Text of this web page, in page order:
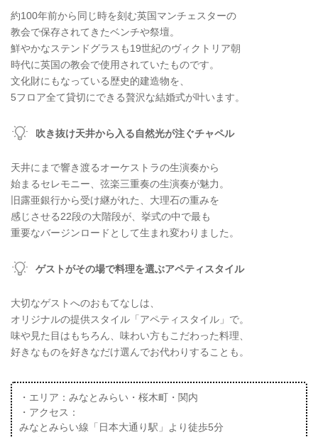
約100年前から同じ時を刻む英国マンチェスターの
教会で保存されてきたベンチや祭壇。
鮮やかなステンドグラスも19世紀のヴィクトリア朝
時代に英国の教会で使用されていたものです。
文化財にもなっている歴史的建造物を、
5フロア全て貸切にできる贅沢な結婚式が叶います。
吹き抜け天井から入る自然光が注ぐチャペル
天井にまで響き渡るオーケストラの生演奏から
始まるセレモニー、弦楽三重奏の生演奏が魅力。
旧露亜銀行から受け継がれた、大理石の重みを
感じさせる22段の大階段が、挙式の中で最も
重要なバージンロードとして生まれ変わりました。
ゲストがその場で料理を選ぶアペティスタイル
大切なゲストへのおもてなしは、
オリジナルの提供スタイル「アペティスタイル」で。
味や見た目はもちろん、味わい方もこだわった料理、
好きなものを好きなだけ選んでお代わりすることも。
・エリア：みなとみらい・桜木町・関内
・アクセス：
みなとみらい線「日本大通り駅」より徒歩5分